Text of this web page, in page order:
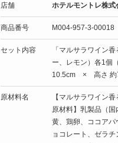
店舗 ホテルモントレ株式
商品番号 M004-957-3-00018
セット内容
「マルサラワイン
ー、レモン）各1
10.5cm × 高さ 約
原材料名
【マルサラワイン
原材料】乳製品（
黄、鶏卵、ココア
ョコレート、ゼラ